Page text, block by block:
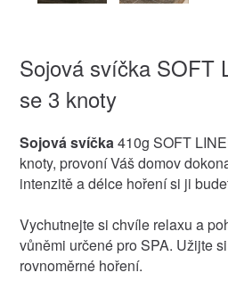
Sojová svíčka SOFT
se 3 knoty
Sojová svíčka410g SOFT
knoty, provoní Váš domov
intenzitě a délce hoření si ji
Vychutnejte si chvíle relaxu a
vůněmi určené pro SPA. Užijte
rovnoměrné hoření.